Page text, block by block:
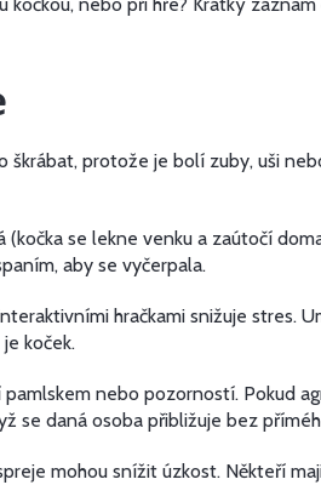
škrábat, protože je bolí zuby, uši
se lekne venku a zaútočí
aby se vyčerpala.
hračkami snižuje stres.
koček.
nebo pozorností. Pokud
se daná osoba přibližuje bez
mohou snížit úzkost. Někteří